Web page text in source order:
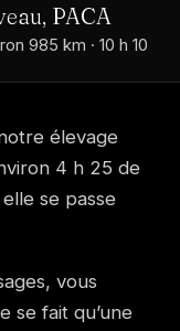
PACA
985 km · 10 h 10
élevage
4 h 25 de
se passe
vous
se fait qu’une